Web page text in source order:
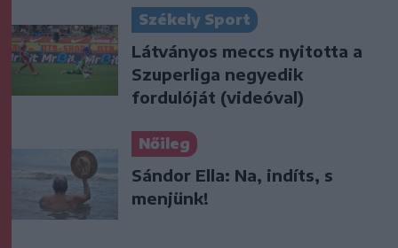
Székely Sport
Látványos meccs nyitotta a
Szuperliga negyedik
fordulóját (videóval)
Nőileg
Sándor Ella: Na, indíts, s
menjünk!